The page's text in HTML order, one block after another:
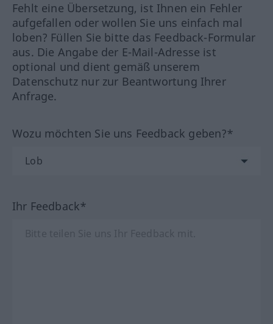
Fehlt eine Übersetzung, ist Ihnen ein Fehler
aufgefallen oder wollen Sie uns einfach mal
loben? Füllen Sie bitte das Feedback-Formular
aus. Die Angabe der E-Mail-Adresse ist
optional und dient gemäß unserem
Datenschutz nur zur Beantwortung Ihrer
Anfrage.
Wozu möchten Sie uns Feedback geben?*
Ihr Feedback*